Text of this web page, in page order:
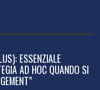
ESSENZIALE
AD HOC QUANDO SI